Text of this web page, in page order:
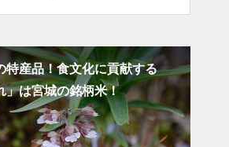
バルーンリリース2026 in 文字：
卒業入学お祝いイベント
ェア2024」開催の案内：場所は愛藍
字